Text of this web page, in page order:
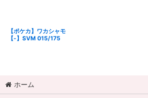
【ポケカ】ワカシャモ
【-】SVM 015/175
ホーム